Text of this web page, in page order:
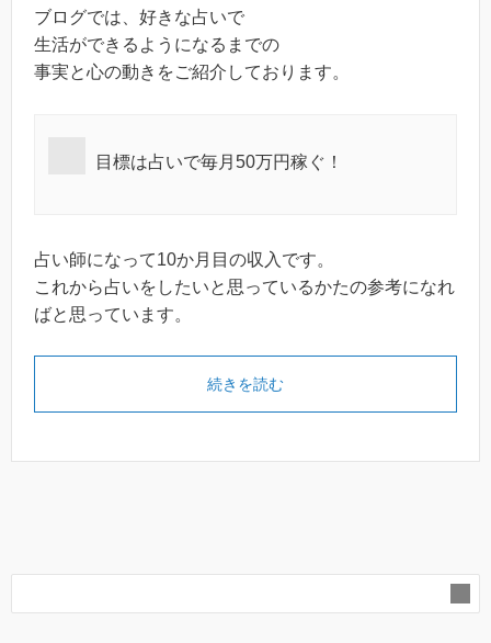
ブログでは、好きな占いで
生活ができるようになるまでの
事実と心の動きをご紹介しております。
目標は占いで毎月50万円稼ぐ！
占い師になって10か月目の収入です。
これから占いをしたいと思っているかたの参考になれ
ばと思っています。
続きを読む